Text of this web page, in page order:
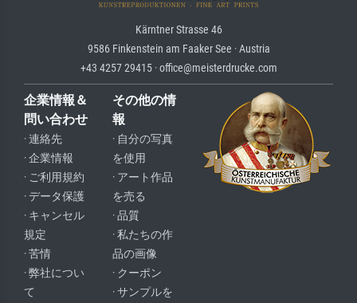
Kärntner Strasse 46
9586 Finkenstein am Faaker See · Austria
+43 4257 29415 · office@meisterdrucke.com
企業情報＆
問い合わせ
· 連絡先
· 企業情報
· ご利用規約
· データ保護
· キャンセル
規定
· 苦情
· 弊社につい
て
その他の情
報
· 自分の写真
を使用
· アート作品
を売る
· 品質
· 私たちの作
品の画像
· クーポン
· サンプルを